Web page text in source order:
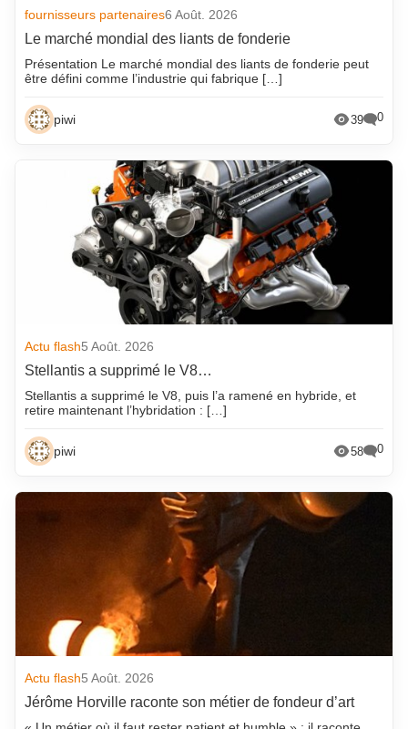
fournisseurs partenaires6 Août. 2026
Le marché mondial des liants de fonderie
Présentation Le marché mondial des liants de fonderie peut
être défini comme l’industrie qui fabrique […]
piwi 39 0
Actu flash5 Août. 2026
Stellantis a supprimé le V8…
Stellantis a supprimé le V8, puis l’a ramené en hybride, et
retire maintenant l’hybridation : […]
piwi 58 0
Actu flash5 Août. 2026
Jérôme Horville raconte son métier de fondeur d’art